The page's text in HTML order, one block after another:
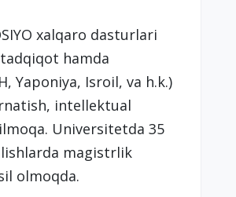
xalqaro dasturlari
hamda
Yaponiya, Isroil, va h.k.)
intellektual
Universitetda 35
magistrlik
olmoqda.